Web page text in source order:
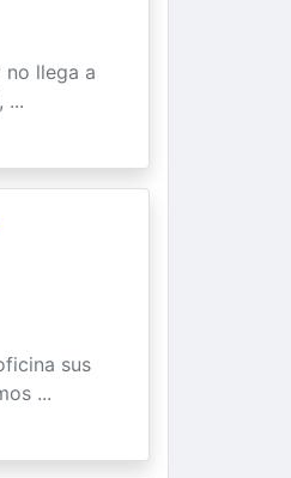
llega a
...
sus
...